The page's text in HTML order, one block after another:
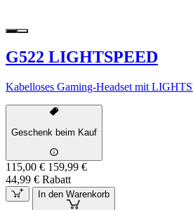
G522 LIGHTSPEED
Kabelloses Gaming-Headset mit
Geschenk beim Kauf
115,00 € 159,99 €
44,99 € Rabatt
In den Warenkorb